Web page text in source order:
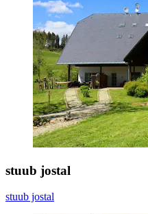
stuub jostal
stuub jostal